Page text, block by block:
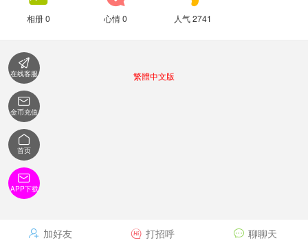
相册 0 心情 0 人气 2741
 加好友  打招呼  聊聊天
繁體中文版

在线客服

金币充值

首页

APP下载